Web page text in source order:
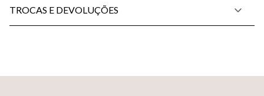
TROCAS E DEVOLUÇÕES